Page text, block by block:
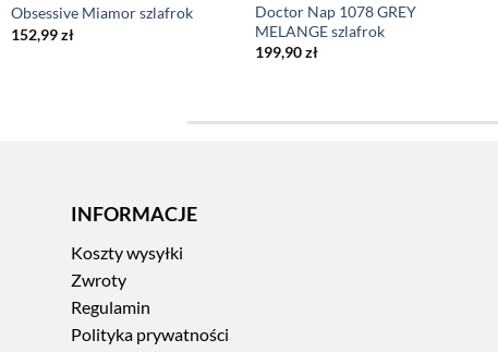
Obsessive Miamor szlafrok
152,99zł
Doctor Nap 1078 GREY
MELANGE szlafrok
199,90zł
INFORMACJE
Koszty wysyłki
Zwroty
Regulamin
Polityka prywatności